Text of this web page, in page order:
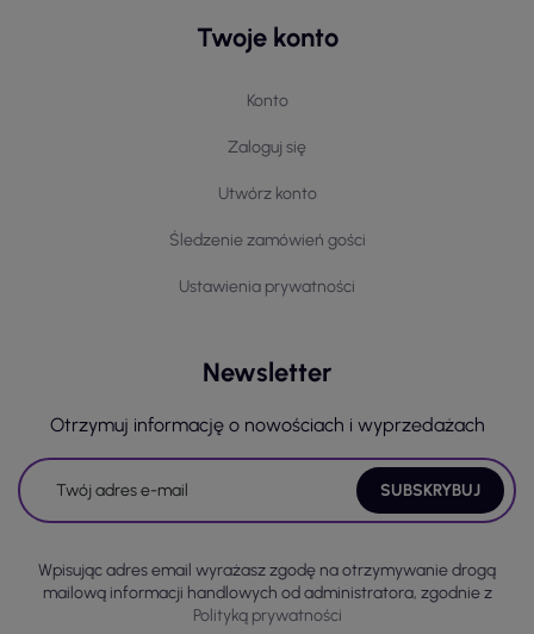
Twoje konto
Konto
Zaloguj się
Utwórz konto
Śledzenie zamówień gości
Ustawienia prywatności
Newsletter
Otrzymuj informację o nowościach i wyprzedażach
Wpisując adres email wyrażasz zgodę na otrzymywanie drogą
mailową informacji handlowych od administratora, zgodnie z
Polityką prywatności